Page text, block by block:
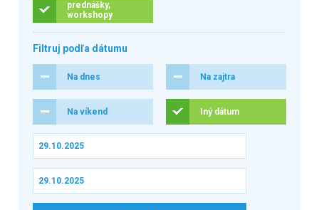
prednášky,
workshopy
Filtruj podľa dátumu
Na dnes Na zajtra
Na víkend Iný dátum